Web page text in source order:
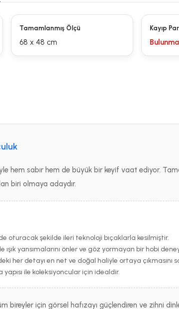
Tamamlanmış Ölçü
68 x 48 cm
Kayıp
hem sabır hem de büyük bir keyif vaat ediyor.
biri olmaya adaydır.
oturacak şekilde ileri teknoloji bıçaklarla kesilmiştir.
yansımalarını önler ve göz yormayan bir hobi
her detayı en net ve doğal haliyle ortaya çıkmasını
ile koleksiyoncular için idealdir.
bireyler için görsel hafızayı güçlendiren ve zihni